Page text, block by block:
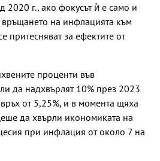
2020 г., ако фокусът ѝ е само и
връщането на инфлацията към
притесняват за ефектите от
проценти във
да надхвърлят 10% през 2023
връх от 5,25%, и в момента щяха
да хвърли икономиката на
при инфлация от около 7 на